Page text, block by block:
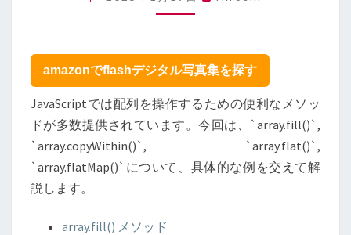
要
変
更
amazonでflashデジタル写真集を探す
JavaScriptでは配列を操作するための便利なメソッ
ドが多数提供されています。今回は、`array.fill()`,
`array.copyWithin()`, `array.flat()`,
`array.flatMap()`について、具体的な例を交えて解
説します。
array.fill() メソッド